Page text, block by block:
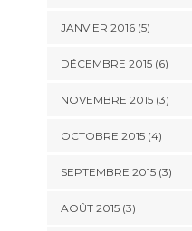
JANVIER 2016(5)
DÉCEMBRE 2015(6)
NOVEMBRE 2015(3)
OCTOBRE 2015(4)
SEPTEMBRE 2015(3)
AOÛT 2015(3)